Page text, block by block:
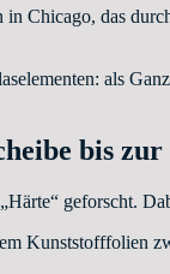
Chicago, das
als
bis
geforscht.
Kunststofffolien